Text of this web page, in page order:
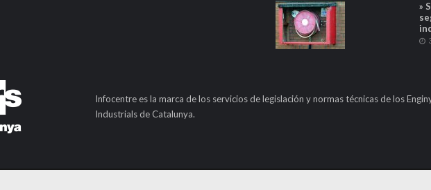
»
Infocentre es la marca de los servicios de legislación y normas técnicas de los
Industrials de Catalunya.